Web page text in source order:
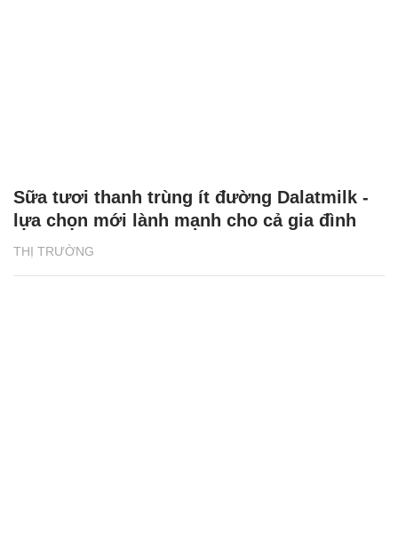
THỊ TRƯỜNG
Sữa tươi thanh trùng ít đường Dalatmilk -
lựa chọn mới lành mạnh cho cả gia đình